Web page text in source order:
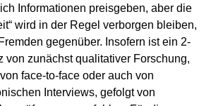
Informationen preisgeben, aber die
wird in der Regel verborgen bleiben,
gegenüber. Insofern ist ein 2-
von zunächst qualitativer Forschung,
face-to-face oder auch von
Interviews, gefolgt von